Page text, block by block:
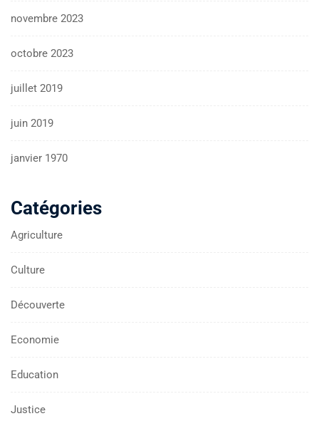
novembre 2023
octobre 2023
juillet 2019
juin 2019
janvier 1970
Catégories
Agriculture
Culture
Découverte
Economie
Education
Justice